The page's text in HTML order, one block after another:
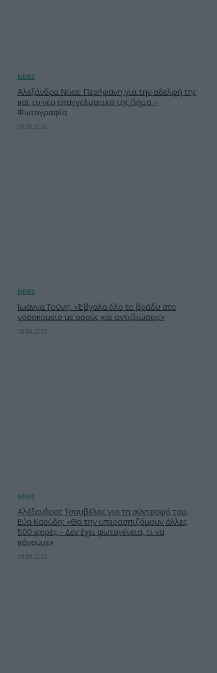
Αλεξάνδρα Νίκα: Περήφανη για την αδελφή της
και το νέο επαγγελματικό της βήμα –
Φωτογραφία
09.08.2026
Ιωάννα Τούνη: «Έβγαλα όλο το βράδυ στο
νοσοκομείο με ορούς και αντιβιώσεις»
08.08.2026
Αλέξανδρος Τσουβέλας για τη σύντροφό του,
Εύα Καρύδη: «Θα την υπερασπιζόμουν άλλες
500 φορές – Δεν έχει φωτογένεια, τι να
κάνουμε»
09.08.2026